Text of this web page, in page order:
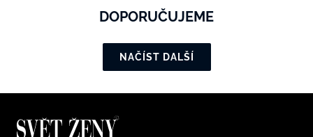
DOPORUČUJEME
NAČÍST DALŠÍ